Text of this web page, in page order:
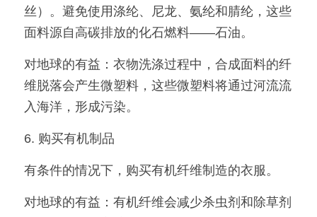
丝）。避免使用涤纶、尼龙、氨纶和腈纶，这些
面料源自高碳排放的化石燃料——石油。
对地球的有益：衣物洗涤过程中，合成面料的纤
维脱落会产生微塑料，这些微塑料将通过河流流
入海洋，形成污染。
6. 购买有机制品
有条件的情况下，购买有机纤维制造的衣服。
对地球的有益：有机纤维会减少杀虫剂和除草剂